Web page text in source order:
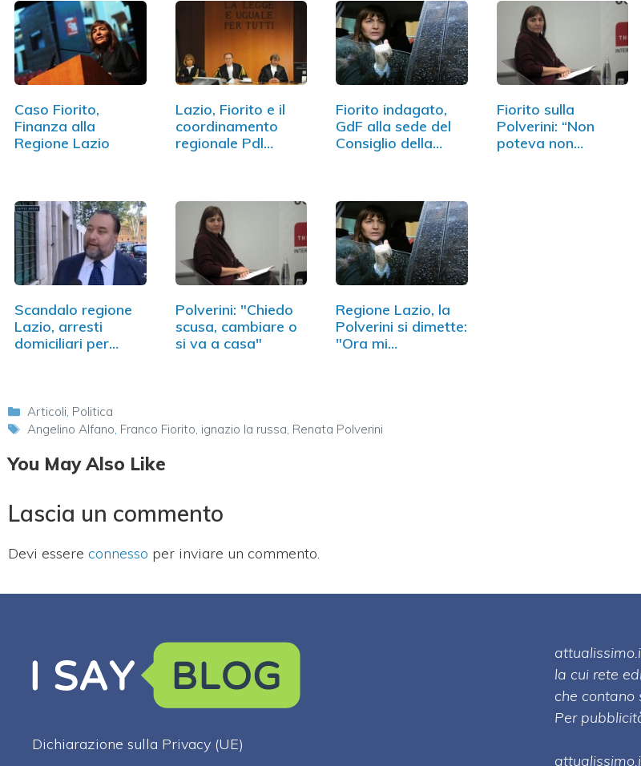
Caso Fiorito,
Finanza alla
Regione Lazio
Lazio, Fiorito e il
coordinamento
regionale Pdl…
Fiorito indagato,
GdF alla sede del
Consiglio della…
Fiorito sulla
Polverini: “Non
poteva non
Scandalo regione
Lazio, arresti
domiciliari per
Polverini: "Chiedo
scusa, cambiare o
si va a casa"
Regione Lazio, la
Polverini si dimette:
"Ora mi…
Categorie
Articoli, Politica
Tag
Angelino Alfano, Franco Fiorito, ignazio la russa, Renata Polverini
You May Also Like
Lascia un commento
Devi essere connesso per inviare un commento.
Dichiarazione sulla Privacy (UE)
la cui rete
che
Per